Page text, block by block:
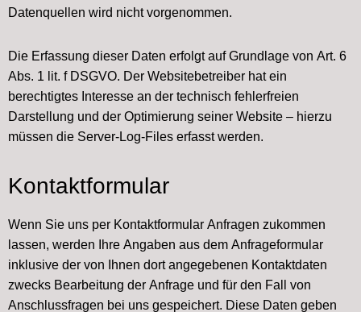
Datenquellen wird nicht vorgenommen.
Die Erfassung dieser Daten erfolgt auf Grundlage von Art. 6
Abs. 1 lit. f DSGVO. Der Websitebetreiber hat ein
berechtigtes Interesse an der technisch fehlerfreien
Darstellung und der Optimierung seiner Website – hierzu
müssen die Server-Log-Files erfasst werden.
Kontaktformular
Wenn Sie uns per Kontaktformular Anfragen zukommen
lassen, werden Ihre Angaben aus dem Anfrageformular
inklusive der von Ihnen dort angegebenen Kontaktdaten
zwecks Bearbeitung der Anfrage und für den Fall von
Anschlussfragen bei uns gespeichert. Diese Daten geben